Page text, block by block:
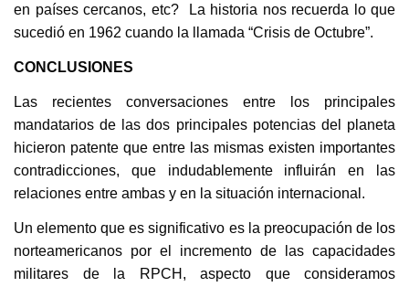
en países cercanos, etc? La historia nos recuerda lo que
sucedió en 1962 cuando la llamada “Crisis de Octubre”.
CONCLUSIONES
Las recientes conversaciones entre los principales
mandatarios de las dos principales potencias del planeta
hicieron patente que entre las mismas existen importantes
contradicciones, que indudablemente influirán en las
relaciones entre ambas y en la situación internacional.
Un elemento que es significativo es la preocupación de los
norteamericanos por el incremento de las capacidades
militares de la RPCH, aspecto que consideramos